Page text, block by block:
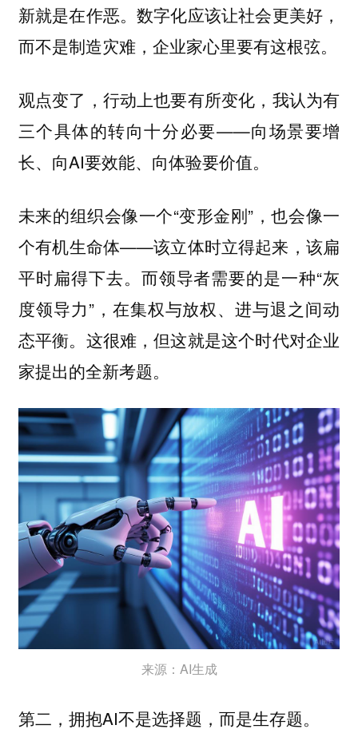
新就是在作恶。数字化应该让社会更美好，
而不是制造灾难，企业家心里要有这根弦。
观点变了，行动上也要有所变化，我认为有
三个具体的转向十分必要——向场景要增
长、向AI要效能、向体验要价值。
未来的组织会像一个“变形金刚”，也会像一
个有机生命体——该立体时立得起来，该扁
平时扁得下去。而领导者需要的是一种“灰
度领导力”，在集权与放权、进与退之间动
态平衡。这很难，但这就是这个时代对企业
家提出的全新考题。
来源：AI生成
第二，拥抱AI不是选择题，而是生存题。